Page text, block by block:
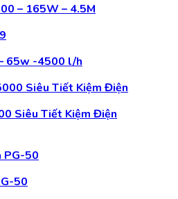
– 165W – 4.5M
65w -4500 l/h
Siêu Tiết Kiệm Điện
50